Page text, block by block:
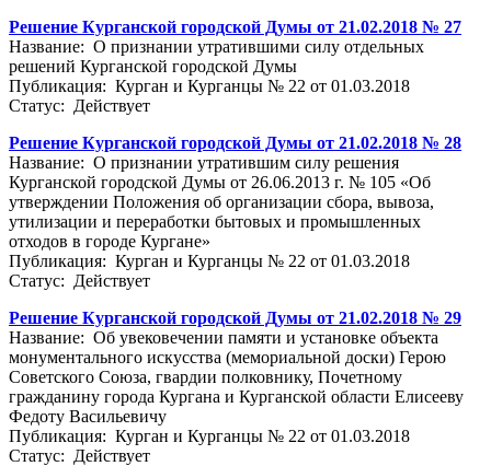
Решение Курганской городской Думы от 21.02.2018 № 27
Название: О признании утратившими силу отдельных
решений Курганской городской Думы
Публикация: Курган и Курганцы № 22 от 01.03.2018
Статус: Действует
Решение Курганской городской Думы от 21.02.2018 № 28
Название: О признании утратившим силу решения
Курганской городской Думы от 26.06.2013 г. № 105 «Об
утверждении Положения об организации сбора, вывоза,
утилизации и переработки бытовых и промышленных
отходов в городе Кургане»
Публикация: Курган и Курганцы № 22 от 01.03.2018
Статус: Действует
Решение Курганской городской Думы от 21.02.2018 № 29
Название: Об увековечении памяти и установке объекта
монументального искусства (мемориальной доски) Герою
Советского Союза, гвардии полковнику, Почетному
гражданину города Кургана и Курганской области Елисееву
Федоту Васильевичу
Публикация: Курган и Курганцы № 22 от 01.03.2018
Статус: Действует